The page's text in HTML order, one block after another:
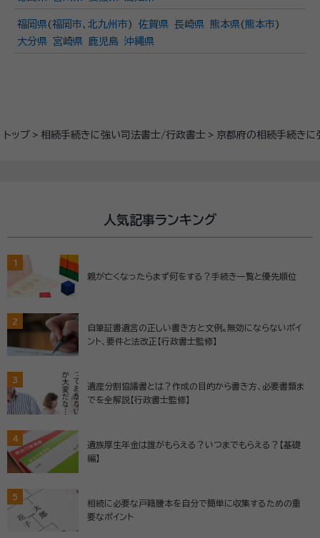
トップ 相続手続きに強い司法書士/行政書士 京都府の相続手続き
福岡県(福岡市、 北九州市) 佐賀県 長崎県 熊本県(熊本市)
大分県
宮崎県 鹿児島 沖縄県
人気記事ランキング
1
親が亡くなったらまず何をする？手続き一覧と優先順位
2
自筆証書遺言の正しい書き方と文例。無効にならないポイ
ント、要件と法改正【行政書士監修】
3
遺産分割協議書とは？作成の目的から書き方、必要書類ま
でを全解説【行政書士監修】
4
遺族厚生年金は誰がもらえる？いつまでもらえる？【基礎
編】
5
相続に必要な戸籍謄本を自分で簡単に収集するための重
要なポイント